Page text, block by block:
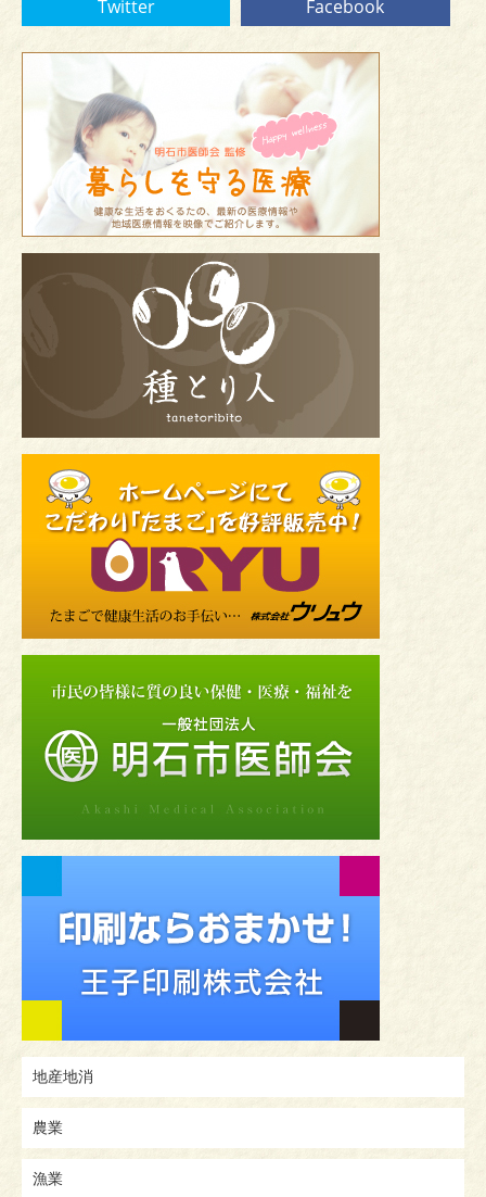
Twitter Facebook
地産地消
農業
漁業